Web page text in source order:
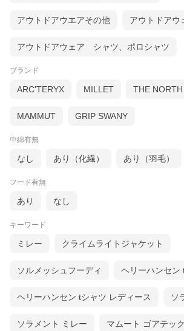
アウトドアウエアその他 アウトドア
アウトドアウェア シャツ、ポロシャツ
ブランド
ARC'TERYX MILLET THE
MAMMUT GRIP SWANY
中綿有無
なし あり（化繊） あり（羽毛）
フード有無
あり なし
キーワード
ミレー クライムライトジャケット
ソルメッシュフーディ ヘリーハンセン
ヘリーハンセン tシャツ レディース ソ
ソラメント ミレー マムート ゴアテッ